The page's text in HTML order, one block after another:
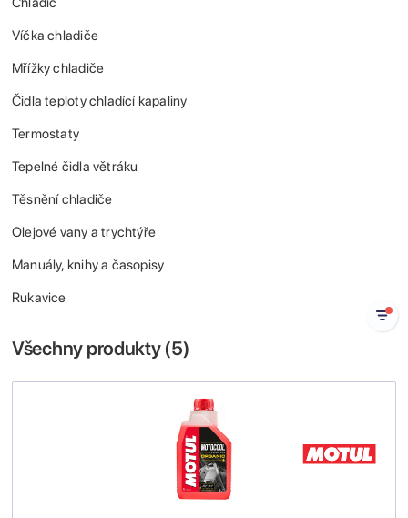
Víčka chladiče
Mřížky chladiče
Čidla teploty chladící kapaliny
Termostaty
Tepelné čidla větráku
Těsnění chladiče
Olejové vany a trychtýře
Manuály, knihy a časopisy
Rukavice
Všechny produkty (5)